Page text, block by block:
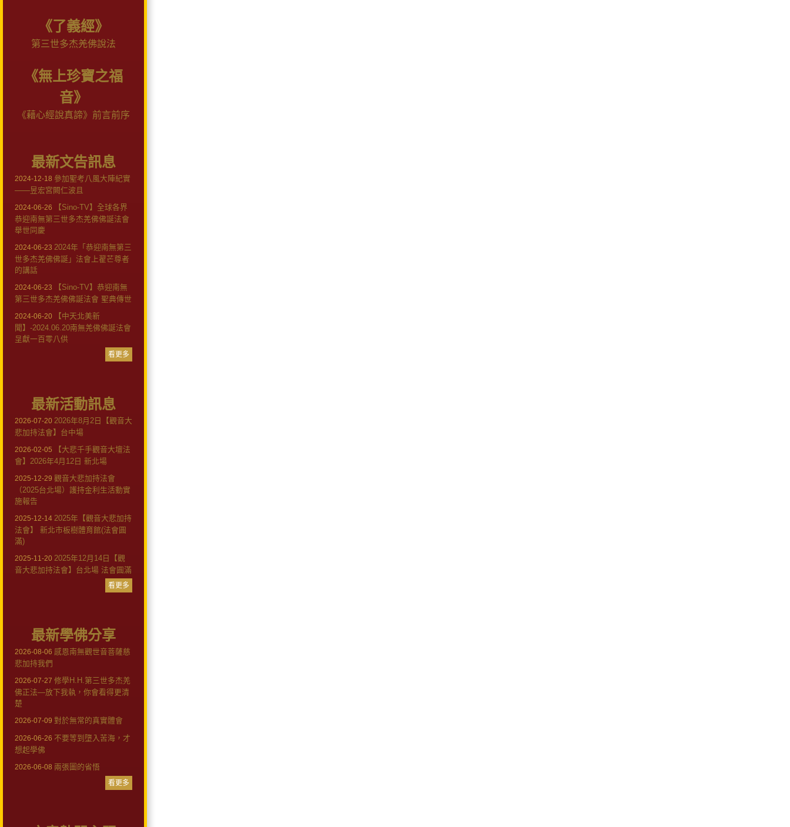
《了義經》
第三世多杰羌佛說法
《無上珍寶之福
音》
《藉心經說真諦》前言前序
最新文告訊息
2024-12-18 參加聖考八風大陣紀實
——昱宏宮闕仁波且
2024-06-26
【Sino-TV】全球各界
恭迎南無第三世多杰羌佛佛誕法會
舉世同慶
2024-06-23 2024年「恭迎南無第三
世多杰羌佛佛誕」法會上翟芒尊者
的講話
2024-06-23
【Sino-TV】恭迎南無
第三世多杰羌佛佛誕法會 聖典傳世
2024-06-20
【中天北美新
聞】-2024.06.20南無羌佛佛誕法會
呈獻一百零八供
看更多
最新活動訊息
2026-07-20 2026年8月2日【觀音大
悲加持法會】台中場
2026-02-05
【大悲千手觀音大壇法
會】2026年4月12日 新北場
2025-12-29 觀音大悲加持法會
（2025台北場）護持金利生活動實
施報告
2025-12-14 2025年【觀音大悲加持
法會】 新北市板樹體育館(法會圓
滿)
2025-11-20 2025年12月14日【觀
音大悲加持法會】台北場 法會圓滿
看更多
最新學佛分享
2026-08-06 感恩南無觀世音菩薩慈
悲加持我們
2026-07-27 修學H.H.第三世多杰羌
佛正法—放下我執，你會看得更清
楚
2026-07-09 對於無常的真實體會
2026-06-26 不要等到墮入苦海，才
想起學佛
2026-06-08 兩張圖的省悟
看更多